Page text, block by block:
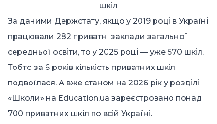
шкіл
За даними Держстату, якщо у 2019 році в Україні
працювали 282 приватні заклади загальної
середньої освіти, то у 2025 році — уже 570 шкіл.
Тобто за 6 років кількість приватних шкіл
подвоїлася. А вже станом на 2026 рік у розділі
«Школи» на Education.ua зареєстровано понад
700 приватних шкіл по всій Україні.